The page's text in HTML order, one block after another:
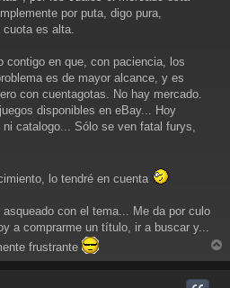
por puta, digo pura,
es alta.
contigo en que, con paciencia, los
es de mayor alcance, y es
con cuentagotas. No hay mercado.
disponibles en eBay... Hoy
catalogo... Sólo se ven fatal furys,
lo tendré en cuenta
con el tema... Me da por culo
a comprarme un título, ir a buscar y...
frustrante
r